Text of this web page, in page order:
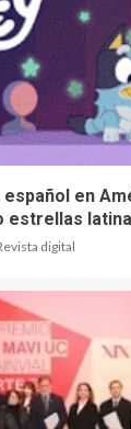
español en
estrellas
digital